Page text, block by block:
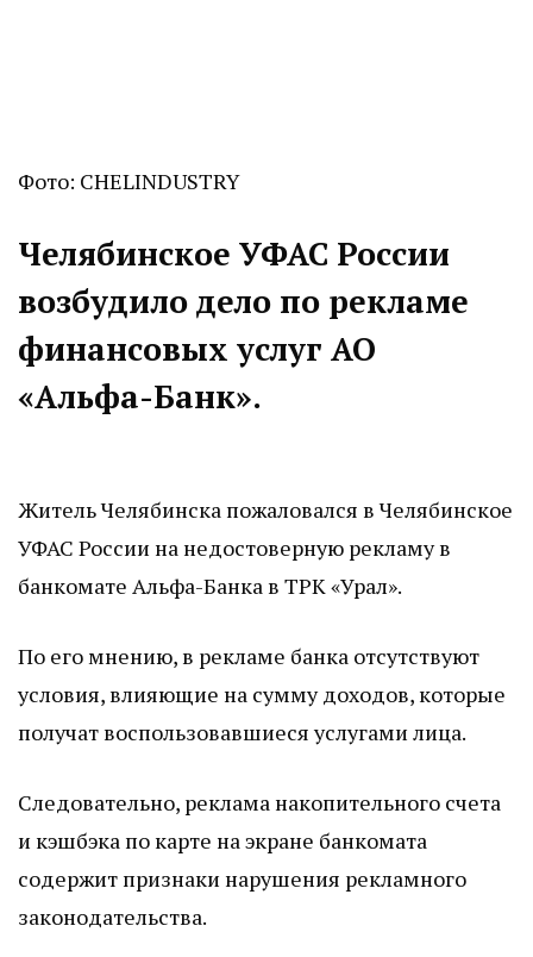
Фото: CHELINDUSTRY
Челябинское УФАС России
возбудило дело по рекламе
финансовых услуг АО
«Альфа-Банк».
Житель Челябинска пожаловался в Челябинское
УФАС России на недостоверную рекламу в
банкомате Альфа-Банка в ТРК «Урал».
По его мнению, в рекламе банка отсутствуют
условия, влияющие на сумму доходов, которые
получат воспользовавшиеся услугами лица.
Следовательно, реклама накопительного счета
и кэшбэка по карте на экране банкомата
содержит признаки нарушения рекламного
законодательства.